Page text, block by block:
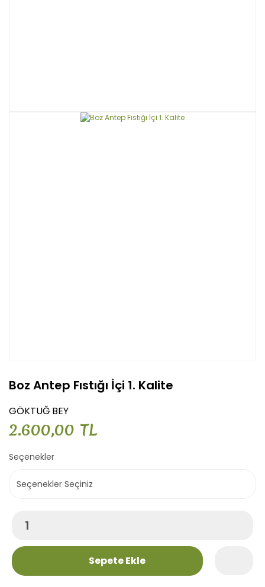
Boz Antep Fıstığı İçi 1. Kalite
GÖKTUĞ BEY
2.600,00 TL
Seçenekler
Sepete Ekle